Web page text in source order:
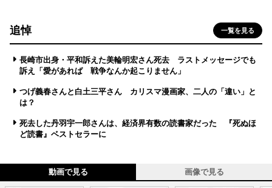
追悼 一覧を見る
長崎市出身・平和訴えた美輪明宏さん死去 ラストメッセージでも
訴え「愛があれば 戦争なんか起こりません」
つげ義春さんと白土三平さん カリスマ漫画家、二人の「違い」と
は？
死去した丹羽宇一郎さんは、経済界有数の読書家だった 『死ぬほ
ど読書』ベストセラーに
動画で見る 画像で見る